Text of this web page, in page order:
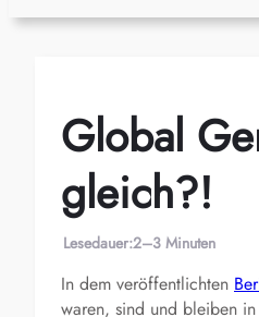
Global
gleich?!
Lesedauer:2–3 Minuten
In dem veröffentlichten
waren, sind und bleiben